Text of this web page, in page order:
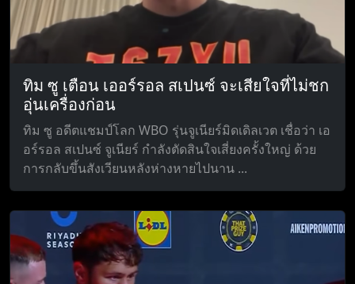
ทิม ซู เตือน เออร์รอล สเปนซ์ จะเสียใจที่ไม่ชก
อุ่นเครื่องก่อน
ทิม ซู อดีตแชมป์โลก WBO รุ่นจูเนียร์มิดเดิลเวต เชื่อว่า เอ
อร์รอล สเปนซ์ จูเนียร์ กำลังตัดสินใจเสี่ยงครั้งใหญ่ ด้วย
การกลับขึ้นสังเวียนหลังห่างหายไปนาน ...